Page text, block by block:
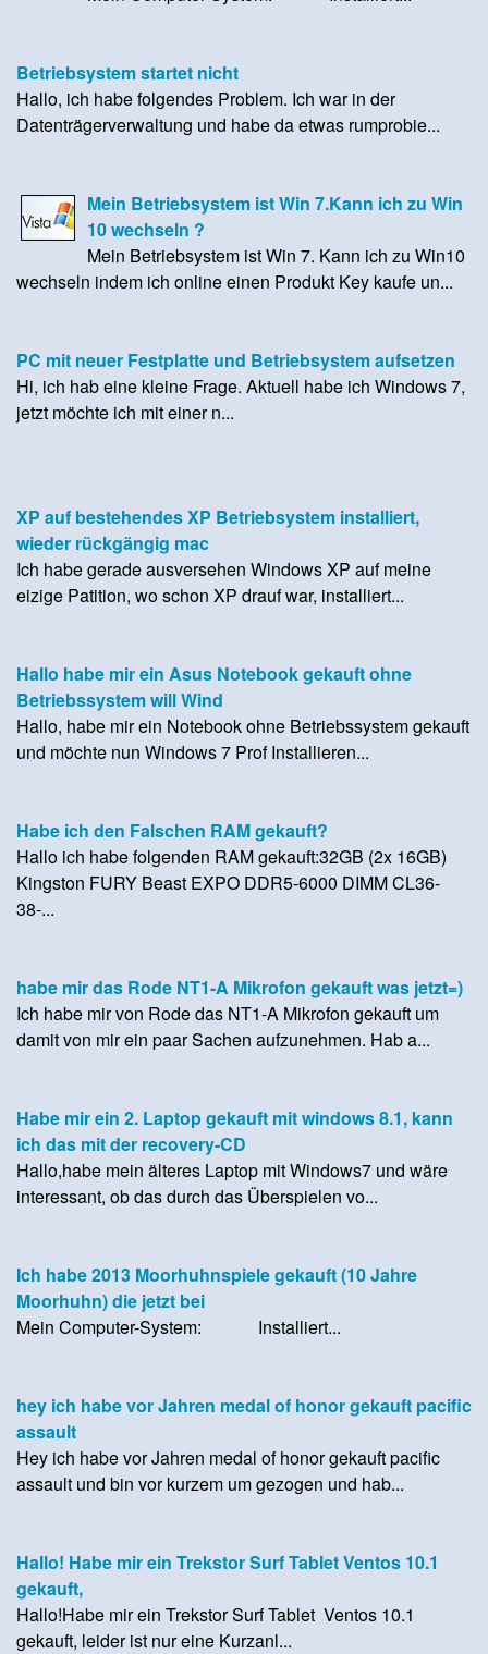
Betriebsystem startet nicht
Hallo, ich habe folgendes Problem. Ich war in der
Datenträgerverwaltung und habe da etwas rumprobie...
Mein Betriebsystem ist Win 7.Kann ich zu Win
10 wechseln ?
Mein Betriebsystem ist Win 7. Kann ich zu Win10
wechseln indem ich online einen Produkt Key kaufe un...
PC mit neuer Festplatte und Betriebsystem aufsetzen
Hi, ich hab eine kleine Frage. Aktuell habe ich Windows 7,
jetzt möchte ich mit einer n...
XP auf bestehendes XP Betriebsystem installiert,
wieder rückgängig mac
Ich habe gerade ausversehen Windows XP auf meine
eizige Patition, wo schon XP drauf war, installiert...
Hallo habe mir ein Asus Notebook gekauft ohne
Betriebssystem will Wind
Hallo, habe mir ein Notebook ohne Betriebssystem gekauft
und möchte nun Windows 7 Prof Installieren...
Habe ich den Falschen RAM gekauft?
Hallo ich habe folgenden RAM gekauft:32GB (2x 16GB)
Kingston FURY Beast EXPO DDR5-6000 DIMM CL36-
38-...
habe mir das Rode NT1-A Mikrofon gekauft was jetzt=)
Ich habe mir von Rode das NT1-A Mikrofon gekauft um
damit von mir ein paar Sachen aufzunehmen. Hab a...
Habe mir ein 2. Laptop gekauft mit windows 8.1, kann
ich das mit der recovery-CD
Hallo,habe mein älteres Laptop mit Windows7 und wäre
interessant, ob das durch das Überspielen vo...
Ich habe 2013 Moorhuhnspiele gekauft (10 Jahre
Moorhuhn) die jetzt bei
Mein Computer-System: Installiert...
hey ich habe vor Jahren medal of honor gekauft pacific
assault
Hey ich habe vor Jahren medal of honor gekauft pacific
assault und bin vor kurzem um gezogen und hab...
Hallo! Habe mir ein Trekstor Surf Tablet Ventos 10.1
gekauft,
Hallo!Habe mir ein Trekstor Surf Tablet Ventos 10.1
gekauft, leider ist nur eine Kurzanl...